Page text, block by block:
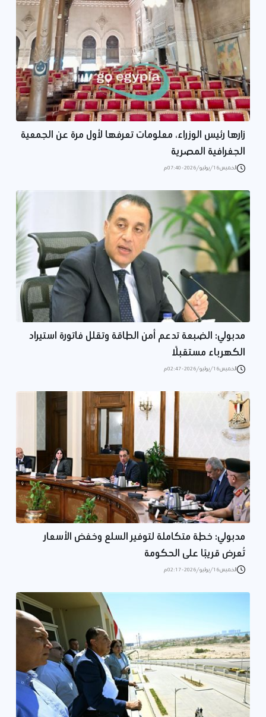
زارها رئيس الوزراء، معلومات تعرفها لأول مرة عن الجمعية
الجغرافية المصرية
الخميس 16/يوليو/2026 - 07:40 م
مدبولي: الضبعة تدعم أمن الطاقة وتقلل فاتورة استيراد
الكهرباء مستقبلًا
الخميس 16/يوليو/2026 - 02:47 م
مدبولي: خطة متكاملة لتوفير السلع وخفض الأسعار
تُعرض قريبًا على الحكومة
الخميس 16/يوليو/2026 - 02:17 م